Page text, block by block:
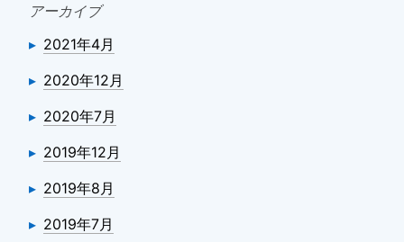
アーカイブ
2021年4月
2020年12月
2020年7月
2019年12月
2019年8月
2019年7月